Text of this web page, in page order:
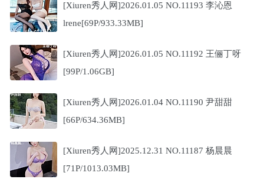
[Xiuren秀人网]2026.01.05 NO.11193 李沁恩
lrene[69P/933.33MB]
[Xiuren秀人网]2026.01.05 NO.11192 王俪丁呀
[99P/1.06GB]
[Xiuren秀人网]2026.01.04 NO.11190 尹甜甜
[66P/634.36MB]
[Xiuren秀人网]2025.12.31 NO.11187 杨晨晨
[71P/1013.03MB]